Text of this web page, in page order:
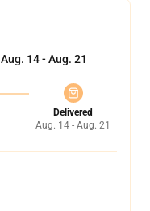
Aug. 14 - Aug. 21
Delivered
Aug. 14 - Aug. 21